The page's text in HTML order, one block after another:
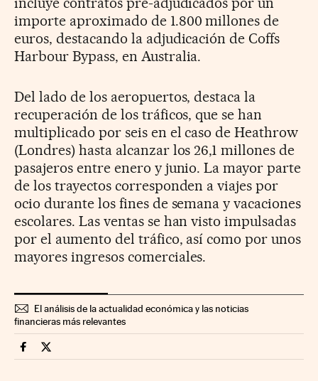
importe aproximado de 1.800 millones de
euros, destacando la adjudicación de Coffs
Harbour Bypass, en Australia.
Del lado de los aeropuertos, destaca la
recuperación de los tráficos, que se han
multiplicado por seis en el caso de Heathrow
(Londres) hasta alcanzar los 26,1 millones de
pasajeros entre enero y junio. La mayor parte
de los trayectos corresponden a viajes por
ocio durante los fines de semana y vacaciones
escolares. Las ventas se han visto impulsadas
por el aumento del tráfico, así como por unos
mayores ingresos comerciales.
El análisis de la actualidad económica y las noticias
financieras más relevantes
Companias Cinco Días en Facebook
Companias Cinco Días en Twitter